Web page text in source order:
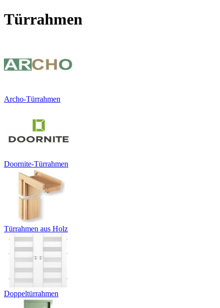
Türrahmen
Archo-Türrahmen
Doornite-Türrahmen
Türrahmen aus Holz
Doppeltürrahmen